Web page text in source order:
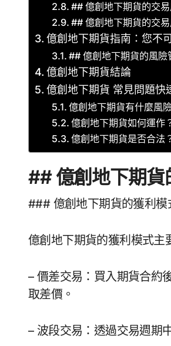
## 億創地下期貨的交
## 億創地下期貨的交
億創地下期貨指南：您不
## 億創地下期貨的風險
億創地下期貨結論
億創地下期貨 常見問題快
億創地下期貨有什麼風
億創地下期貨如何運作
億創地下期貨是否合法
## 億創地下期貨
### 億創地下期貨的獲利模
億創地下期貨的獲利模式主
– 價差交易：買入期貨合約
取差價。
– 波段交易：透過交易週期